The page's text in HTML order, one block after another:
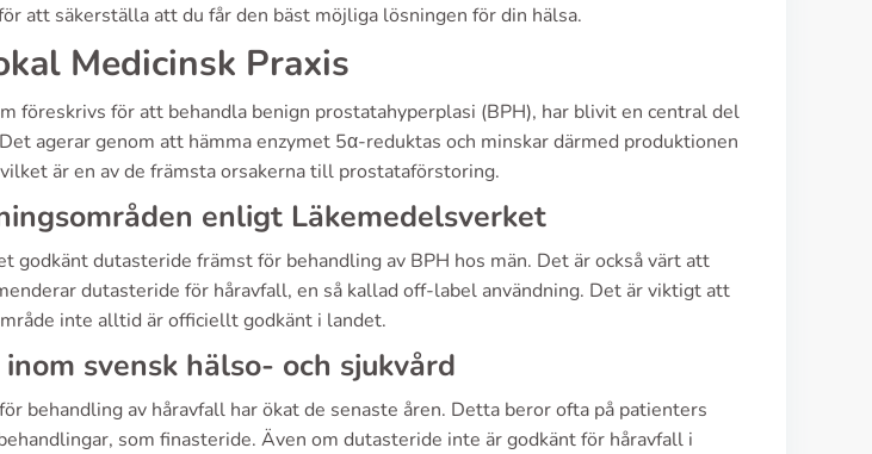
att säkerställa att du får den bäst möjliga lösningen för din hälsa.
Medicinsk Praxis
föreskrivs för att behandla benign prostatahyperplasi (BPH), har blivit en central del
agerar genom att hämma enzymet 5α-reduktas och minskar därmed produktionen
är en av de främsta orsakerna till prostataförstoring.
enligt Läkemedelsverket
godkänt dutasteride främst för behandling av BPH hos män. Det är också värt att
dutasteride för håravfall, en så kallad off-label användning. Det är viktigt att
inte alltid är officiellt godkänt i landet.
svensk hälso- och sjukvård
behandling av håravfall har ökat de senaste åren. Detta beror ofta på patienters
som finasteride. Även om dutasteride inte är godkänt för håravfall i